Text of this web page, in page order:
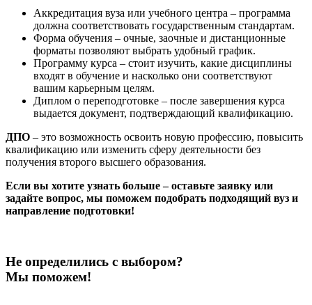
Аккредитация вуза или учебного центра – программа
должна соответствовать государственным стандартам.
Форма обучения – очные, заочные и дистанционные
форматы позволяют выбрать удобный график.
Программу курса – стоит изучить, какие дисциплины
входят в обучение и насколько они соответствуют
вашим карьерным целям.
Диплом о переподготовке – после завершения курса
выдается документ, подтверждающий квалификацию.
ДПО – это возможность освоить новую профессию, повысить
квалификацию или изменить сферу деятельности без
получения второго высшего образования.
Если вы хотите узнать больше – оставьте заявку или
задайте вопрос, мы поможем подобрать подходящий вуз и
направление подготовки!
Не определились с выбором?
Мы поможем!